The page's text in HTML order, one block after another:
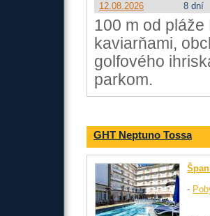
12.08.2026
8 dní
100 m od
kaviarňami,
golfového
parkom.
GHT Neptuno Tossa
-